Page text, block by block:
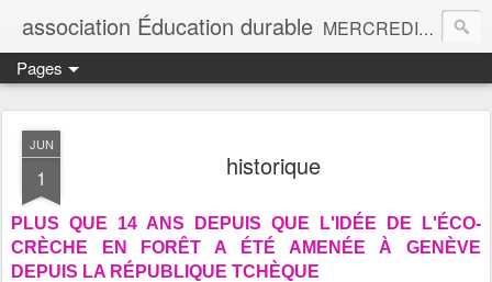
association Éducation durable MERCREDIS EN FORÊT 9h-15h pour les enfants de 4 à 8 ans et FORMATIONS À LA PÉDAGOGIE PAR LA NATURE dès septembre 2026
Pages
JUN
1 historique
PLUS QUE 14 ANS DEPUIS QUE L'IDÉE DE L'ÉCO-
CRÈCHE EN FORÊT A ÉTÉ AMENÉE À GENÈVE
DEPUIS LA RÉPUBLIQUE TCHÈQUE